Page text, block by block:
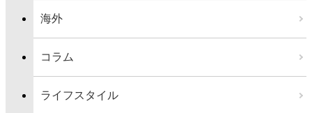
海外
コラム
ライフスタイル